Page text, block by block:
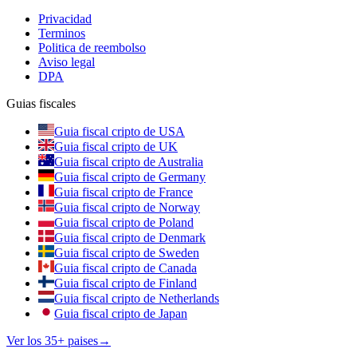
Privacidad
Terminos
Politica de reembolso
Aviso legal
DPA
Guias fiscales
Guia fiscal cripto de USA
Guia fiscal cripto de UK
Guia fiscal cripto de Australia
Guia fiscal cripto de Germany
Guia fiscal cripto de France
Guia fiscal cripto de Norway
Guia fiscal cripto de Poland
Guia fiscal cripto de Denmark
Guia fiscal cripto de Sweden
Guia fiscal cripto de Canada
Guia fiscal cripto de Finland
Guia fiscal cripto de Netherlands
Guia fiscal cripto de Japan
Ver los 35+ paises→